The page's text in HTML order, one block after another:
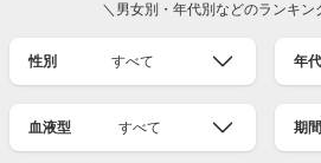
＼男女別・年代別などのランキン
性別 すべて 年代
血液型 すべて 期間